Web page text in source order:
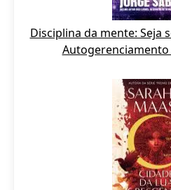
Disciplina da mente: Seja
Autogerenciamento